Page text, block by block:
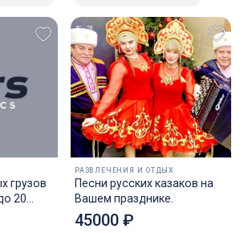
грузов
20
РАЗВЛЕЧЕНИЯ И ОТДЫХ
Песни русских казаков на
Вашем празднике.
45000 ₽